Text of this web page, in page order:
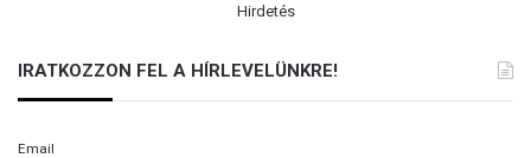
Hirdetés
IRATKOZZON FEL A HÍRLEVELÜNKRE!
Email